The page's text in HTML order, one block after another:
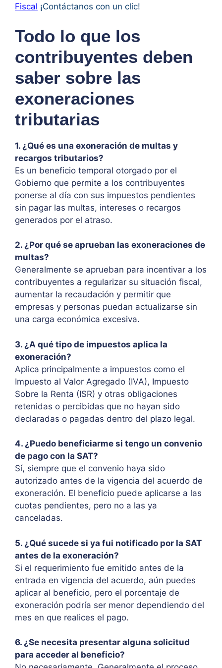
Fiscal ¡Contáctanos con un clic!
Todo lo que los
contribuyentes deben
saber sobre las
exoneraciones
tributarias
1. ¿Qué es una exoneración de multas y
recargos tributarios?
Es un beneficio temporal otorgado por el
Gobierno que permite a los contribuyentes
ponerse al día con sus impuestos pendientes
sin pagar las multas, intereses o recargos
generados por el atraso.
2. ¿Por qué se aprueban las exoneraciones de
multas?
Generalmente se aprueban para incentivar a los
contribuyentes a regularizar su situación fiscal,
aumentar la recaudación y permitir que
empresas y personas puedan actualizarse sin
una carga económica excesiva.
3. ¿A qué tipo de impuestos aplica la
exoneración?
Aplica principalmente a impuestos como el
Impuesto al Valor Agregado (IVA), Impuesto
Sobre la Renta (ISR) y otras obligaciones
retenidas o percibidas que no hayan sido
declaradas o pagadas dentro del plazo legal.
4. ¿Puedo beneficiarme si tengo un convenio
de pago con la SAT?
Sí, siempre que el convenio haya sido
autorizado antes de la vigencia del acuerdo de
exoneración. El beneficio puede aplicarse a las
cuotas pendientes, pero no a las ya
canceladas.
5. ¿Qué sucede si ya fui notificado por la SAT
antes de la exoneración?
Si el requerimiento fue emitido antes de la
entrada en vigencia del acuerdo, aún puedes
aplicar al beneficio, pero el porcentaje de
exoneración podría ser menor dependiendo del
mes en que realices el pago.
6. ¿Se necesita presentar alguna solicitud
para acceder al beneficio?